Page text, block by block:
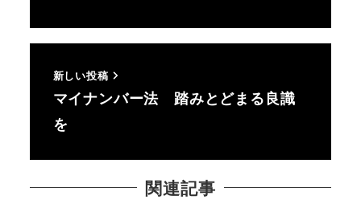
新しい投稿
マイナンバー法 踏みとどまる良識
を
関連記事